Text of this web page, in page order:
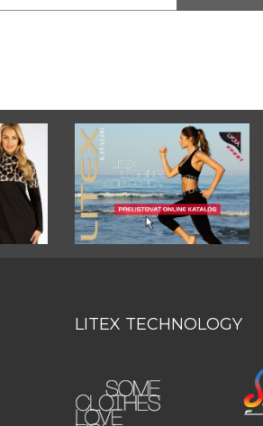
LITEX TECHNOLOGY